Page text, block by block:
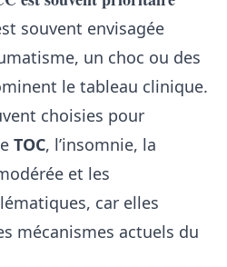
souvent envisagée
un choc ou des
le tableau clinique.
choisies pour
TOC, l’insomnie, la
et les
car elles
mécanismes actuels du